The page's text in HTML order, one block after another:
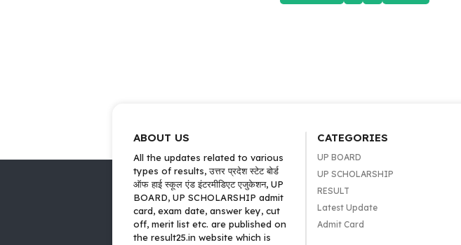
ABOUT US
All the updates related to various
types of results, उत्तर प्रदेश स्टेट बोर्ड
ऑफ हाई स्कूल एंड इंटरमीडिएट एजुकेशन, UP
BOARD, UP SCHOLARSHIP admit
card, exam date, answer key, cut
off, merit list etc. are published on
the result25.in website which is
CATEGORIES
UP BOARD
UP SCHOLARSHIP
RESULT
Latest Update
Admit Card